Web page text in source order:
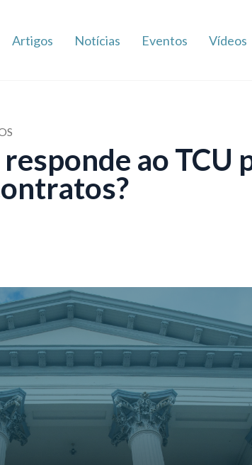
Artigos Notícias Eventos Vídeos
ao TCU